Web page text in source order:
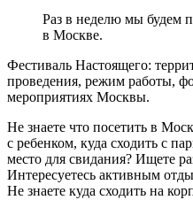
Раз в неделю мы будем
в Москве.
Фестиваль Настоящего:
проведения, режим работы,
мероприятиях Москвы.
Не знаете что посетить в
с ребенком, куда сходить с
место для свидания? Ищете
Интересуетесь активным
Не знаете куда сходить на